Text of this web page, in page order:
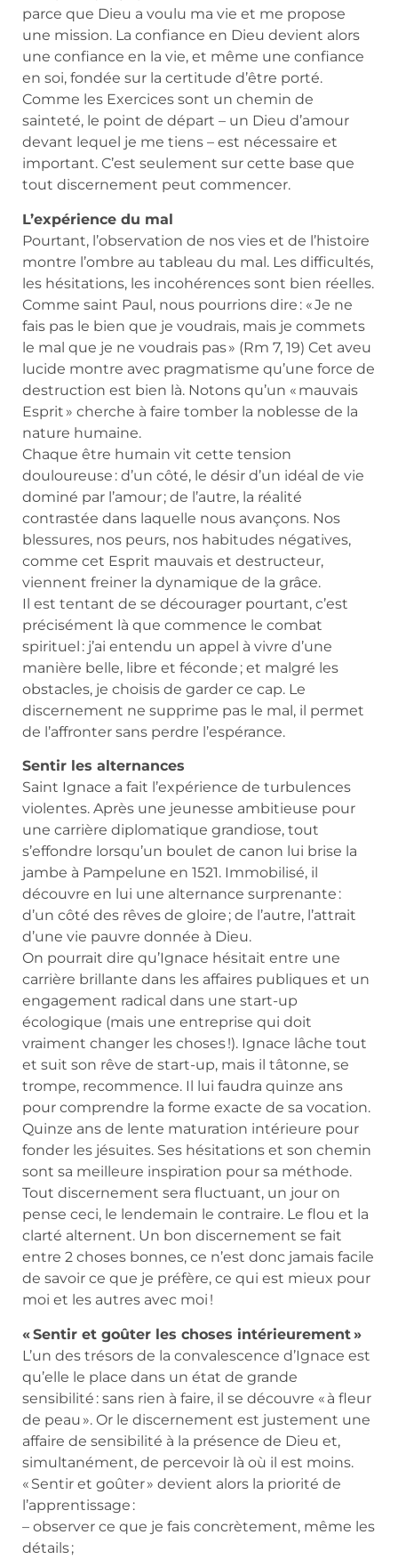
parce que Dieu a voulu ma vie et me propose
une mission. La confiance en Dieu devient alors
une confiance en la vie, et même une confiance
en soi, fondée sur la certitude d’être porté.
Comme les Exercices sont un chemin de
sainteté, le point de départ – un Dieu d’amour
devant lequel je me tiens – est nécessaire et
important. C’est seulement sur cette base que
tout discernement peut commencer.
L’expérience du mal
Pourtant, l’observation de nos vies et de l’histoire
montre l’ombre au tableau du mal. Les difficultés,
les hésitations, les incohérences sont bien réelles.
Comme saint Paul, nous pourrions dire : « Je ne
fais pas le bien que je voudrais, mais je commets
le mal que je ne voudrais pas » (Rm 7, 19) Cet aveu
lucide montre avec pragmatisme qu’une force de
destruction est bien là. Notons qu’un « mauvais
Esprit » cherche à faire tomber la noblesse de la
nature humaine.
Chaque être humain vit cette tension
douloureuse : d’un côté, le désir d’un idéal de vie
dominé par l’amour ; de l’autre, la réalité
contrastée dans laquelle nous avançons. Nos
blessures, nos peurs, nos habitudes négatives,
comme cet Esprit mauvais et destructeur,
viennent freiner la dynamique de la grâce.
Il est tentant de se décourager pourtant, c’est
précisément là que commence le combat
spirituel : j’ai entendu un appel à vivre d’une
manière belle, libre et féconde ; et malgré les
obstacles, je choisis de garder ce cap. Le
discernement ne supprime pas le mal, il permet
de l’affronter sans perdre l’espérance.
Sentir les alternances
Saint Ignace a fait l’expérience de turbulences
violentes. Après une jeunesse ambitieuse pour
une carrière diplomatique grandiose, tout
s’effondre lorsqu’un boulet de canon lui brise la
jambe à Pampelune en 1521. Immobilisé, il
découvre en lui une alternance surprenante :
d’un côté des rêves de gloire ; de l’autre, l’attrait
d’une vie pauvre donnée à Dieu.
On pourrait dire qu’Ignace hésitait entre une
carrière brillante dans les affaires publiques et un
engagement radical dans une start-up
écologique (mais une entreprise qui doit
vraiment changer les choses !). Ignace lâche tout
et suit son rêve de start-up, mais il tâtonne, se
trompe, recommence. Il lui faudra quinze ans
pour comprendre la forme exacte de sa vocation.
Quinze ans de lente maturation intérieure pour
fonder les jésuites. Ses hésitations et son chemin
sont sa meilleure inspiration pour sa méthode.
Tout discernement sera fluctuant, un jour on
pense ceci, le lendemain le contraire. Le flou et la
clarté alternent. Un bon discernement se fait
entre 2 choses bonnes, ce n’est donc jamais facile
de savoir ce que je préfère, ce qui est mieux pour
moi et les autres avec moi !
« Sentir et goûter les choses intérieurement »
L’un des trésors de la convalescence d’Ignace est
qu’elle le place dans un état de grande
sensibilité : sans rien à faire, il se découvre « à fleur
de peau ». Or le discernement est justement une
affaire de sensibilité à la présence de Dieu et,
simultanément, de percevoir là où il est moins.
« Sentir et goûter » devient alors la priorité de
l’apprentissage :
– observer ce que je fais concrètement, même les
détails ;